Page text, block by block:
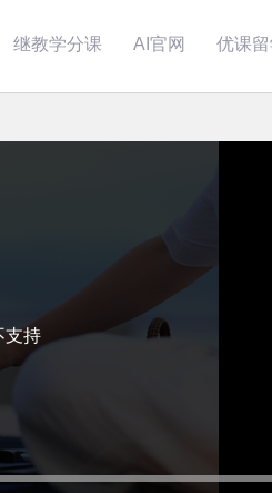
继教学分课 AI官网 优课
支持